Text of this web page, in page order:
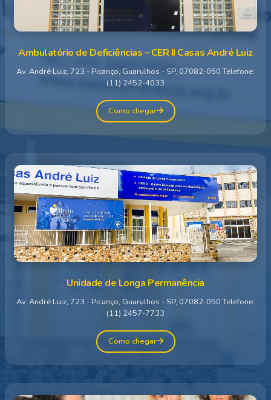
Ambulatório de Deficiências – CER II Casas André Luiz
Av. André Luiz, 723 - Picanço, Guarulhos - SP, 07082-050 Telefone:
(11) 2452-4033
Como chegar
Unidade de Longa Permanência
Av. André Luiz, 723 - Picanço, Guarulhos - SP, 07082-050 Telefone:
(11) 2457-7733
Como chegar